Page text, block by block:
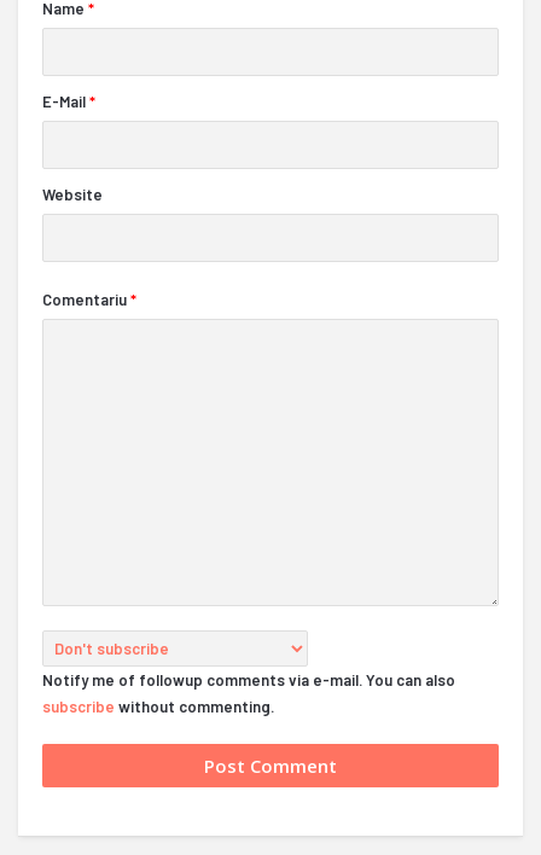
Name *
E-Mail*
Website
Comentariu*
Notify me of followup comments via e-mail. You can also
subscribe without commenting.